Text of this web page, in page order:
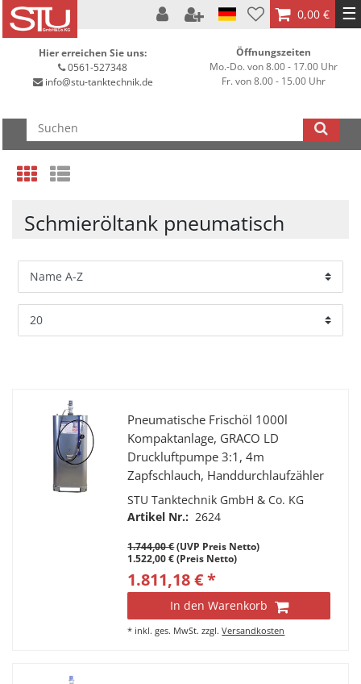
0,00 € ☰
Hier erreichen Sie uns:
0561-527348
info@stu-tanktechnik.de
Öffnungszeiten
Mo.-Do. von 8.00 - 17.00 Uhr
Fr. von 8.00 - 15.00 Uhr
Schmieröltank pneumatisch
Pneumatische Frischöl 1000l
Kompaktanlage, GRACO LD
Druckluftpumpe 3:1, 4m
Zapfschlauch, Handdurchlaufzähler
mit starrem Auslauf, Tropfbecher.
Ölanlage Abfüllanlage
STU Tanktechnik GmbH & Co. KG
Artikel Nr.: 2624
1.744,00 €(UVP Preis Netto)
1.522,00 € (Preis Netto)
1.811,18 € *
In den Warenkorb
* inkl. ges. MwSt. zzgl.Versandkosten